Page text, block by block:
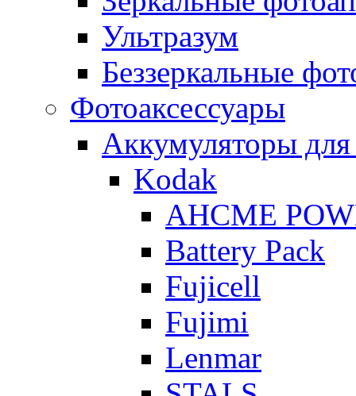
Ультразум
Беззеркальные
Фотоаксессуары
Аккумуляторы для
Kodak
AHCME
Battery Pack
Fujicell
Fujimi
Lenmar